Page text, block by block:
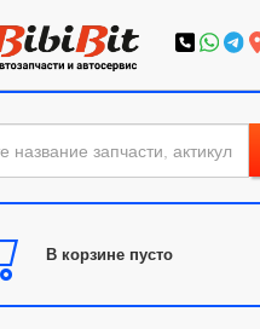
В корзине пусто